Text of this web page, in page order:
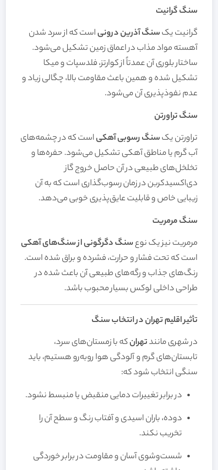
سنگ گرانیت
گرانیت یکسنگ آذرین درونیاست که از سرد شدن
آهسته مواد مذاب در اعماق زمین تشکیل می‌شود.
ساختار بلوری آن عمدتاً از کوارتز، فلدسپات و میکا
تشکیل شده و همین باعث مقاومت بالا، چگالی زیاد و
عدم نفوذپذیری آن می‌شود.
سنگ تراورتن
تراورتن یکسنگ رسوبی آهکیاست که در چشمه‌های
آب گرم یا مناطق آهکی تشکیل می‌شود. حفره‌ها و
تخلخل‌های طبیعی در آن حاصل خروج گاز
دی‌اکسیدکربن در زمان رسوب‌گذاری است که به آن
زیبایی خاص و قابلیت عایق‌پذیری خوبی می‌دهد.
سنگ مرمریت
مرمریت نیز یک نوعسنگ دگرگونی از سنگ‌های آهکی
است که تحت فشار و حرارت، فشرده و براق شده است.
رنگ‌های جذاب و رگه‌های طبیعی آن باعث شده در
طراحی داخلی لوکس بسیار محبوب باشد.
تأثیر اقلیم تهران در انتخاب سنگ
در شهری مانندتهرانکه با زمستان‌های سرد،
تابستان‌های گرم و آلودگی هوا روبه‌رو هستیم، باید
سنگی انتخاب شود که:
در برابر تغییرات دمایی منقبض یا منبسط نشود.
دوده، باران اسیدی و آفتاب رنگ و سطح آن را
تخریب نکند.
شست‌وشوی آسان و مقاومت در برابر خوردگی